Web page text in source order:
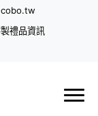
禮品資訊